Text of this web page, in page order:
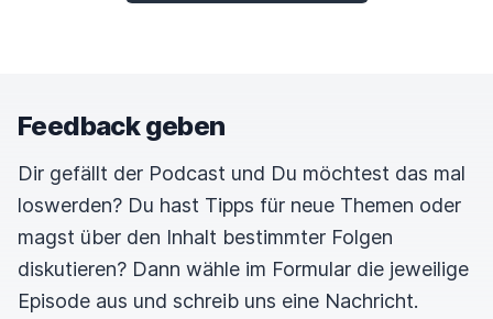
Feedback geben
Dir gefällt der Podcast und Du möchtest das mal
loswerden? Du hast Tipps für neue Themen oder
magst über den Inhalt bestimmter Folgen
diskutieren? Dann wähle im Formular die jeweilige
Episode aus und schreib uns eine Nachricht.